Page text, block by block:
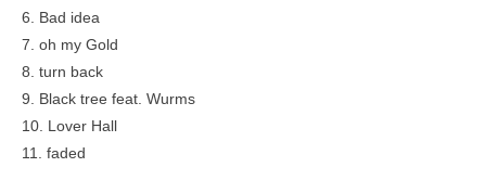
6. Bad idea
7. oh my Gold
8. turn back
9. Black tree feat. Wurms
10. Lover Hall
11. faded